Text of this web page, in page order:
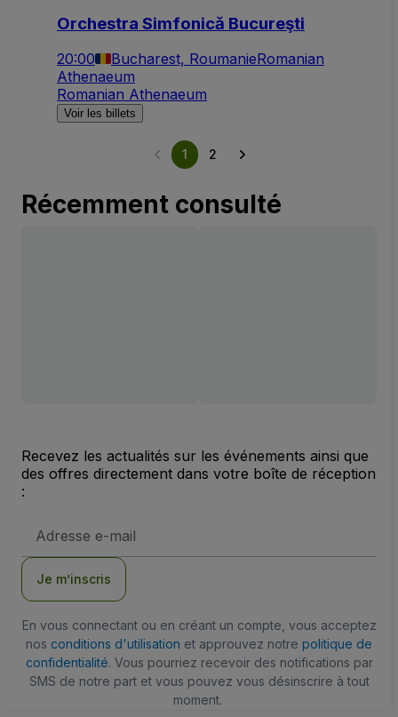
Orchestra Simfonică Bucureşti
20:00 Bucharest, RoumanieRomanian
Athenaeum
Romanian Athenaeum
Voir les billets
1 2
Récemment consulté
Recevez les actualités sur les événements ainsi que
des offres directement dans votre boîte de réception
:
e-
Je m’inscris
En vous connectant ou en créant un compte, vous acceptez
nos conditions d'utilisation et approuvez notre politique de
confidentialité. Vous pourriez recevoir des notifications par
SMS de notre part et vous pouvez vous désinscrire à tout
moment.